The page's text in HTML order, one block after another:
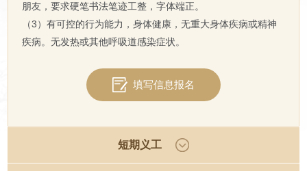
朋友，要求硬笔书法笔迹工整，字体端正。
（3）有可控的行为能力，身体健康，无重大身体疾病或精神
疾病。无发热或其他呼吸道感染症状。
填写信息报名
短期义工